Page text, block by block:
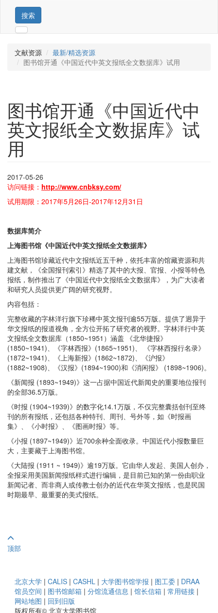
搜索
文献资源
最新/精选资源
图书馆开通《中国近代中英文报纸全文数据库》试用
图书馆开通《中国近代中
英文报纸全文数据库》试
用
2017-05-26
访问链接： http://www.cnbksy.com/
试用期限：2017年5月26日-2017年12月31日
数据库简介
上海图书馆《中国近代中英文报纸全文数据库》
上海图书馆珍藏近代中文报纸近五千种，依托丰富的馆藏资源和共
建文献，《全国报刊索引》精选了其中的大报、官报、小报等特色
报纸，制作推出了《中国近代中文报纸全文数据库》，为广大读者
和研究人员提供更广阔的研究视野。
内容包括：
完整收藏的字林洋行旗下珍稀中英文报刊逾55万版。提供了迥异于
华文报纸的报道视角，全方位开拓了研究者的视野。字林洋行中英
文报纸全文数据库（1850~1951）涵盖 《北华捷报》
(1850~1941)、《字林西报》(1865~1951)、 《字林西报行名录》
(1872~1941)、《上海新报》(1862~1872)、《沪报》
(1882~1908)、《汉报》(1894~1900)和《消闲报》 (1898~1906)。
《新闻报 (1893~1949)》这一占据中国近代新闻史的重要地位报刊
的全部36.5万版。
《时报 (1904~1939)》的数字化14.1万版，不仅完整囊括创刊至终
刊的所有报纸，还包括各种特刊、周刊、号外等，如《时报画
集》、《小时报》、《图画时报》等。
《小报 (1897~1949)》近700余种全面收录。中国近代小报数量巨
大，主要藏于上海图书馆。
《大陆报 (1911 ~ 1949)》逾19万版。它由华人发起、美国人创办，
全报采用美国新闻报纸样式进行编辑，是目前已知的第一份由职业
新闻记者、而非商人或传教士创办的近代在华英文报纸，也是民国
时期最早、最重要的美式报纸。
顶部
北京大学 | CALIS | CASHL | 大学图书馆学报 | 图工委 | DRAA
馆员空间 | 图书馆邮箱 | 分馆流通信息 | 馆长信箱 | 常用链接 |
网站地图 | 回到旧版
版权所有© 北京大学图书馆